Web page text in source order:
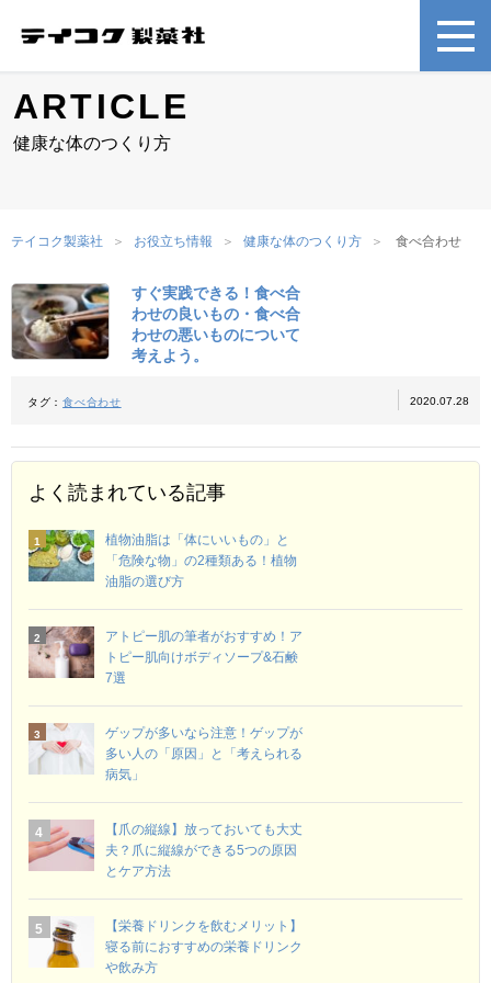
ARTICLE
健康な体のつくり方
テイコク製薬社 お役立ち情報 健康な体のつくり方 食べ合わせ
すぐ実践できる！食べ合
わせの良いもの・食べ合
わせの悪いものについて
考えよう。
タグ：食べ合わせ 2020.07.28
よく読まれている記事
植物油脂は「体にいいもの」と
「危険な物」の2種類ある！植物
油脂の選び方
アトピー肌の筆者がおすすめ！ア
トピー肌向けボディソープ&石鹸
7選
ゲップが多いなら注意！ゲップが
多い人の「原因」と「考えられる
病気」
【爪の縦線】放っておいても大丈
夫？爪に縦線ができる5つの原因
とケア方法
【栄養ドリンクを飲むメリット】
寝る前におすすめの栄養ドリンク
や飲み方